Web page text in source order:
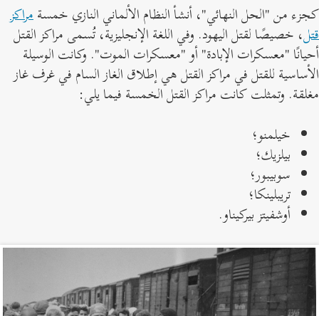
من "الحل النهائي"، أنشأ النظام الألماني النازي خمسةمراكز
، خصيصًا لقتل اليهود. وفي اللغة الإنجليزية، تُسمى مراكز القتل
"معسكرات الإبادة" أو "معسكرات الموت". وكانت الوسيلة
للقتل في مراكز القتل هي إطلاق الغاز السام في غرف غاز
وتمثلت كانت مراكز القتل الخمسة فيما يلي:
خيلمنو؛
بيلزيك؛
سوبيبور؛
تريبلينكا؛
أوشفيتز بيركيناو.